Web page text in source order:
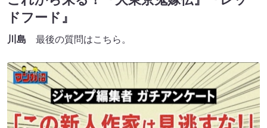
ドフード』
川島 最後の質問はこちら。